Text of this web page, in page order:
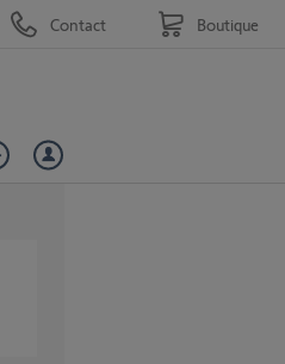
Contact Boutique